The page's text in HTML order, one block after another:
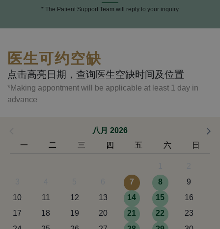
* The Patient Support Team will reply to your inquiry
医生可约空缺
点击高亮日期，查询医生空缺时间及位置
*Making appontment will be applicable at least 1 day in
advance
八月 2026
一
二 三 四 五 六 日
7 8
9
10
11 12 13 14 15
16
17
18 19 20 21 22
23